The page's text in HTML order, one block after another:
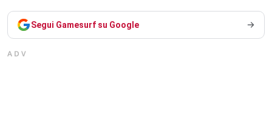
Segui Gamesurf su Google
ADV